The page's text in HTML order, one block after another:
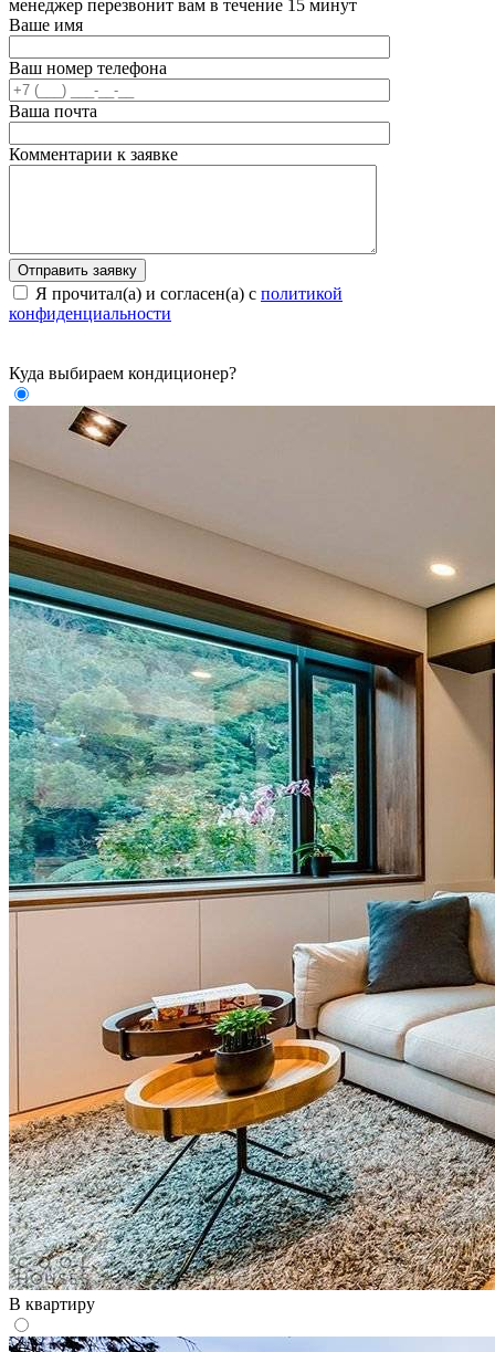
менеджер перезвонит вам в течение 15 минут
Ваше имя
Ваш номер телефона
Ваша почта
Комментарии к заявке
Я прочитал(а) и согласен(а) с политикой
конфиденциальности
Куда выбираем кондиционер?
В квартиру